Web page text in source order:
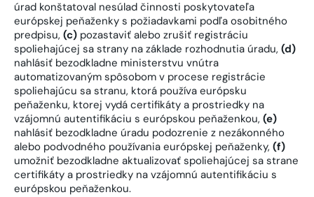
úrad konštatoval nesúlad činnosti poskytovateľa
európskej peňaženky s požiadavkami podľa osobitného
predpisu, (c) pozastaviť alebo zrušiť registráciu
spoliehajúcej sa strany na základe rozhodnutia úradu, (d)
nahlásiť bezodkladne ministerstvu vnútra
automatizovaným spôsobom v procese registrácie
spoliehajúcu sa stranu, ktorá používa európsku
peňaženku, ktorej vydá certifikáty a prostriedky na
vzájomnú autentifikáciu s európskou peňaženkou, (e)
nahlásiť bezodkladne úradu podozrenie z nezákonného
alebo podvodného používania európskej peňaženky, (f)
umožniť bezodkladne aktualizovať spoliehajúcej sa strane
certifikáty a prostriedky na vzájomnú autentifikáciu s
európskou peňaženkou.